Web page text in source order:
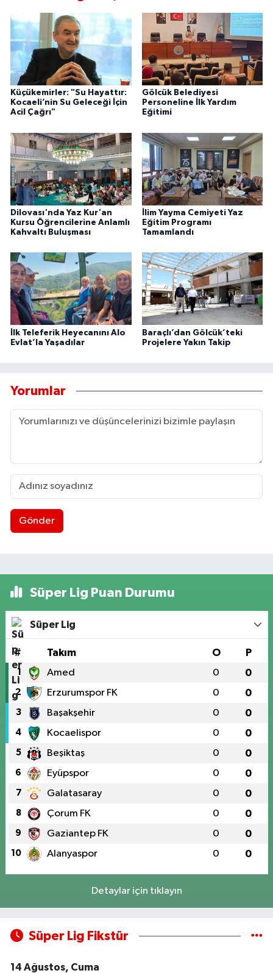
Küçükemirler: "Su Hayattır:
Kocaeli’nin Su Geleceği İçin
Acil Çağrı"
Gölcük Belediyesi
Personeline İlk Yardım
Eğitimi
Dilovası'nda Yaz Kur'an
Kursu Öğrencilerine Anlamlı
Kahvaltı Buluşması
İlim Yayma Cemiyeti Yaz
Eğitim Programı
Tamamlandı
İlk Teleferik Heyecanını Alo
Evlat’la Yaşadılar
Baraçlı’dan Gölcük’teki
Projelere Yakın Takip
Yorumlar
Gönder
Süper Lig Puan Durumu
Süper Lig
# Takım O P
1 Amed 0 0
2 Erzurumspor FK 0 0
3 Başakşehir 0 0
4 Kocaelispor 0 0
5 Beşiktaş 0 0
6 Eyüpspor 0 0
7 Galatasaray 0 0
8 Çorum FK 0 0
9 Gaziantep FK 0 0
10 Alanyaspor 0 0
Detaylar için tıklayın
Süper Lig Fikstür
14 Ağustos, Cuma